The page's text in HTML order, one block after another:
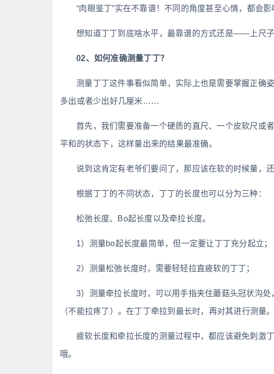
“肉眼鉴丁”实在不靠谱！不同的角度甚至心情，都会影
想知道丁丁到底啥水平，最靠谱的方式还是——上尺子
02、如何准确测量丁丁？
测量丁丁这件事看似简单，实际上也是需要掌握正确
多出或者少出好几厘米……
首先，我们需要准备一个硬质的直尺、一个皮软尺或
平和的状态下，这样量出来的结果最准确。
说到这肯定有老爷们要问了，那应该在软的时候量，
根据丁丁的不同状态，丁丁的长度也可以分为三种：
松弛长度、Bo起长度以及牵拉长度。
1）测量bo起长度最简单，但一定要让丁丁充分起立；
2）测量松弛长度时，需要轻轻拉直疲软的丁丁；
3）测量牵拉长度时，可以用手指夹住蘑菇头冠状沟
（不能拉疼了）。在丁丁牵拉到最长时，再对其进行测量。
疲软长度和牵拉长度的测量过程中，都应该避免刺激
哦。